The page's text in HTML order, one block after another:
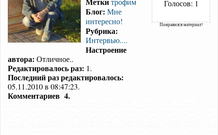
Блог: Мне
интересно!
Рубрика:
Интервью....
Настроение
автора: Отличное..
Редактировалось раз: 1.
Последний раз редактировалось:
05.11.2010 в 08:47:23.
Комментариев 4.
Голосов: 1
Понравился материал?